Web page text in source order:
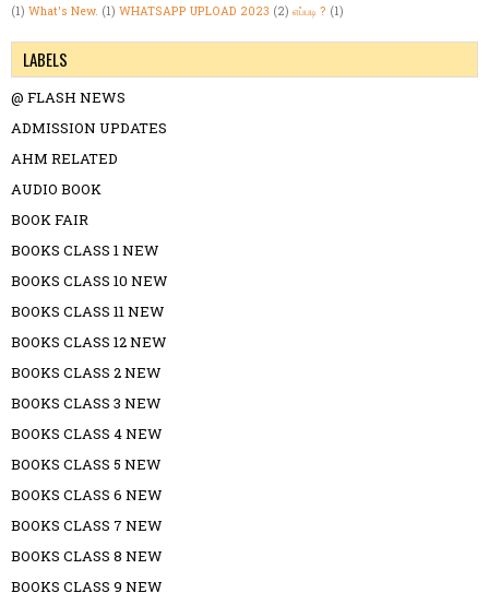
(1) What's New. (1) WHATSAPP UPLOAD 2023 (2) எப்படி ? (1)
LABELS
@ FLASH NEWS
ADMISSION UPDATES
AHM RELATED
AUDIO BOOK
BOOK FAIR
BOOKS CLASS 1 NEW
BOOKS CLASS 10 NEW
BOOKS CLASS 11 NEW
BOOKS CLASS 12 NEW
BOOKS CLASS 2 NEW
BOOKS CLASS 3 NEW
BOOKS CLASS 4 NEW
BOOKS CLASS 5 NEW
BOOKS CLASS 6 NEW
BOOKS CLASS 7 NEW
BOOKS CLASS 8 NEW
BOOKS CLASS 9 NEW